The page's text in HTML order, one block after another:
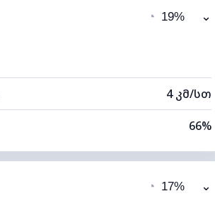
10 კმ
◔ 19% ⌄
4 კმ/სთ
66%
78%
10 კმ
◔ 17% ⌄